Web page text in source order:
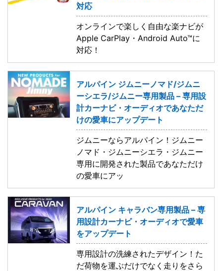
対応
オンラインで楽しく自由な楽ナビが
Apple CarPlay・Android Auto™に
対応！
アルパイン ジムニーノマド/ジムニ
ーシエラ/ジムニー専用製品 – 専用設
計カーナビ・オーディオであなただ
けの愛車にアップデート
ジムニーならアルパイン！ジムニー
ノマド・ジムニーシエラ・ジムニー
専用に開発された製品であなただけ
の愛車にアッ
アルパイン キャラバン専用製品 – 専
用設計カーナビ・オーディオで愛車
をアップデート
専用設計の洗練されたデザイン！た
だ荷物を運ぶだけでなく走りをさら